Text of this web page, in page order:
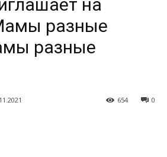
на
разные
разные
0
654